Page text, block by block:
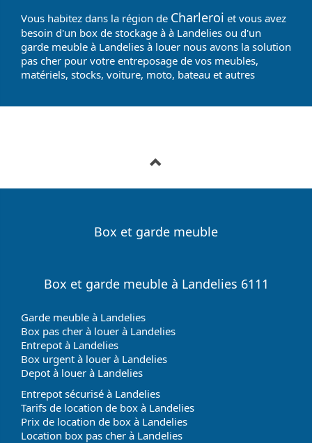
Vous habitez dans la région de Charleroi et vous avez
besoin d'un box de stockage à à Landelies ou d'un
garde meuble à Landelies à louer nous avons la solution
pas cher pour votre entreposage de vos meubles,
matériels, stocks, voiture, moto, bateau et autres
Box et garde meuble
Box et garde meuble à Landelies 6111
Garde meuble à Landelies
Box pas cher à louer à Landelies
Entrepot à Landelies
Box urgent à louer à Landelies
Depot à louer à Landelies
Entrepot sécurisé à Landelies
Tarifs de location de box à Landelies
Prix de location de box à Landelies
Location box pas cher à Landelies